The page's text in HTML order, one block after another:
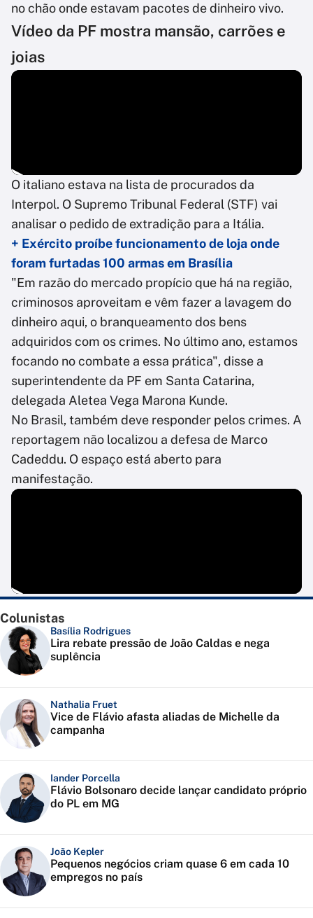
no chão onde estavam pacotes de dinheiro vivo.
Vídeo da PF mostra mansão, carrões e
joias
O italiano estava na lista de procurados da
Interpol. O Supremo Tribunal Federal (STF) vai
analisar o pedido de extradição para a Itália.
+ Exército proíbe funcionamento de loja onde
foram furtadas 100 armas em Brasília
"Em razão do mercado propício que há na região,
criminosos aproveitam e vêm fazer a lavagem do
dinheiro aqui, o branqueamento dos bens
adquiridos com os crimes. No último ano, estamos
focando no combate a essa prática", disse a
superintendente da PF em Santa Catarina,
delegada Aletea Vega Marona Kunde.
No Brasil, também deve responder pelos crimes. A
reportagem não localizou a defesa de Marco
Cadeddu. O espaço está aberto para
manifestação.
Colunistas
Basília Rodrigues
Lira rebate pressão de João Caldas e nega
suplência
Nathalia Fruet
Vice de Flávio afasta aliadas de Michelle da
campanha
Iander Porcella
Flávio Bolsonaro decide lançar candidato próprio
do PL em MG
João Kepler
Pequenos negócios criam quase 6 em cada 10
empregos no país